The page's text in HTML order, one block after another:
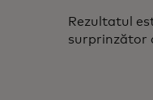
Rezultatul
surprinzător